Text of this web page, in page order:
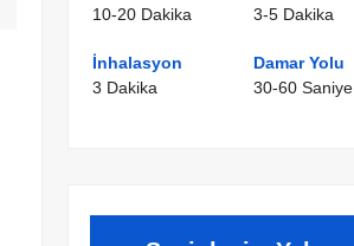
10-20 Dakika
3-5 Dakika
İnhalasyon
3 Dakika
Damar Yolu
30-60 Saniye